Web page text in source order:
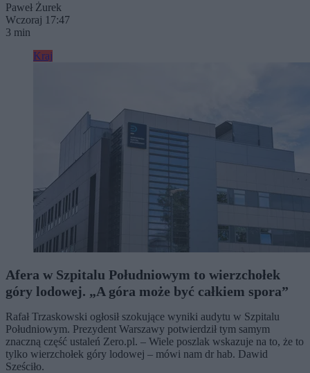
Paweł Żurek
Wczoraj 17:47
3 min
Kraj
Afera w Szpitalu Południowym to wierzchołek
góry lodowej. „A góra może być całkiem spora”
Rafał Trzaskowski ogłosił szokujące wyniki audytu w Szpitalu
Południowym. Prezydent Warszawy potwierdził tym samym
znaczną część ustaleń Zero.pl. – Wiele poszlak wskazuje na to, że to
tylko wierzchołek góry lodowej – mówi nam dr hab. Dawid
Sześciło.